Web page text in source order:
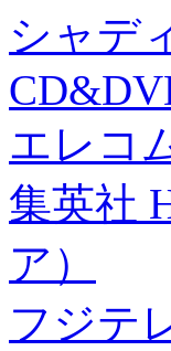
シャデ
エレコ
集英社
ア）
フジテ